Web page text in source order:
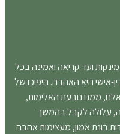
קריאה ואמינה בכל
האהבה. היפוכו של
האלימות,
לקבל בהמשך
מעצימות אהבה